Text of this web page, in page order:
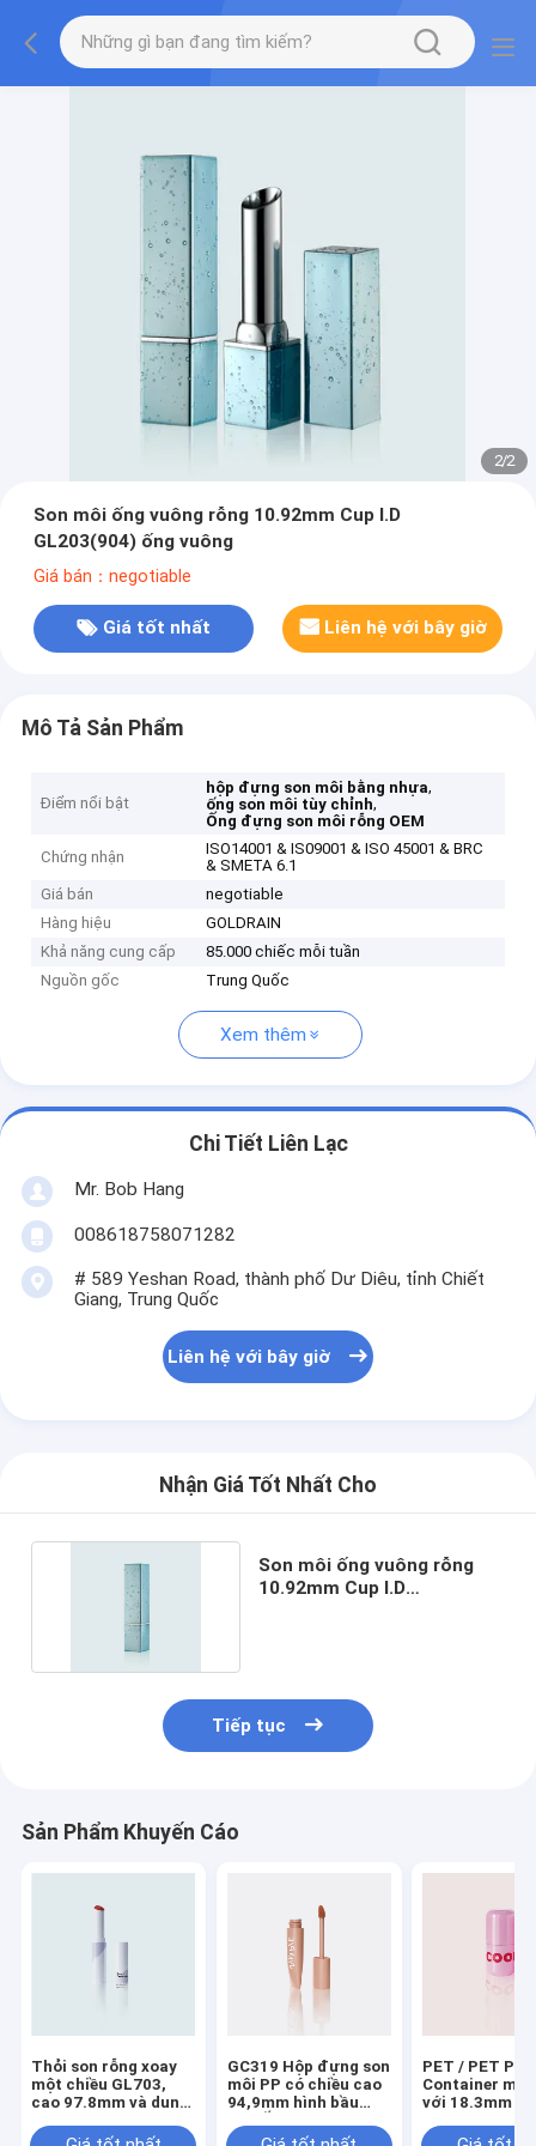
2/2
Son môi ống vuông rỗng 10.92mm Cup I.D
GL203(904) ống vuông
Giá bán：negotiable
Giá tốt nhất Liên hệ với bây giờ
Mô Tả Sản Phẩm
Điểm nổi bật
hộp đựng son môi bằng nhựa,
ống son môi tùy chỉnh,
Ống đựng son môi rỗng OEM
Chứng nhận
ISO14001 & IS09001 & ISO 45001 & BRC
& SMETA 6.1
Giá bán
negotiable
Hàng hiệu
GOLDRAIN
Khả năng cung cấp
85.000 chiếc mỗi tuần
Nguồn gốc
Trung Quốc
Xem thêm
Chi Tiết Liên Lạc
Mr. Bob Hang
008618758071282
# 589 Yeshan Road, thành phố Dư Diêu, tỉnh Chiết
Giang, Trung Quốc
Liên hệ với bây giờ
Nhận Giá Tốt Nhất Cho
Son môi ống vuông rỗng
10.92mm Cup I.D
Tiếp tục
Sản Phẩm Khuyến Cáo
Thỏi son rỗng xoay
một chiều GL703,
cao 97.8mm và dung
GC319 Hộp đựng son
môi PP có chiều cao
94,9mm hình bầu
rỗng
PET / PET PCR
Container môi
với 18.3mm
- GL801 Tube